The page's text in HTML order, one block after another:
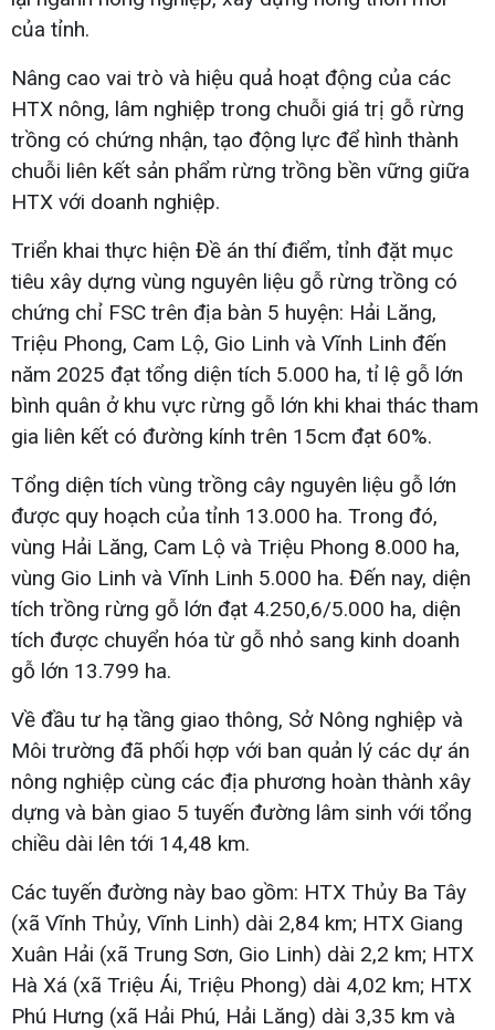
của tỉnh.
Nâng cao vai trò và hiệu quả hoạt động của các
HTX nông, lâm nghiệp trong chuỗi giá trị gỗ rừng
trồng có chứng nhận, tạo động lực để hình thành
chuỗi liên kết sản phẩm rừng trồng bền vững giữa
HTX với doanh nghiệp.
Triển khai thực hiện Đề án thí điểm, tỉnh đặt mục
tiêu xây dựng vùng nguyên liệu gỗ rừng trồng có
chứng chỉ FSC trên địa bàn 5 huyện: Hải Lăng,
Triệu Phong, Cam Lộ, Gio Linh và Vĩnh Linh đến
năm 2025 đạt tổng diện tích 5.000 ha, tỉ lệ gỗ lớn
bình quân ở khu vực rừng gỗ lớn khi khai thác tham
gia liên kết có đường kính trên 15cm đạt 60%.
Tổng diện tích vùng trồng cây nguyên liệu gỗ lớn
được quy hoạch của tỉnh 13.000 ha. Trong đó,
vùng Hải Lăng, Cam Lộ và Triệu Phong 8.000 ha,
vùng Gio Linh và Vĩnh Linh 5.000 ha. Đến nay, diện
tích trồng rừng gỗ lớn đạt 4.250,6/5.000 ha, diện
tích được chuyển hóa từ gỗ nhỏ sang kinh doanh
gỗ lớn 13.799 ha.
Về đầu tư hạ tầng giao thông, Sở Nông nghiệp và
Môi trường đã phối hợp với ban quản lý các dự án
nông nghiệp cùng các địa phương hoàn thành xây
dựng và bàn giao 5 tuyến đường lâm sinh với tổng
chiều dài lên tới 14,48 km.
Các tuyến đường này bao gồm: HTX Thủy Ba Tây
(xã Vĩnh Thủy, Vĩnh Linh) dài 2,84 km; HTX Giang
Xuân Hải (xã Trung Sơn, Gio Linh) dài 2,2 km; HTX
Hà Xá (xã Triệu Ái, Triệu Phong) dài 4,02 km; HTX
Phú Hưng (xã Hải Phú, Hải Lăng) dài 3,35 km và